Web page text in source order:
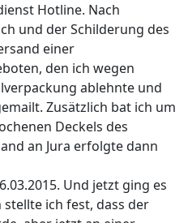
Hotline. Nach
und der Schilderung des
einer
den ich wegen
ablehnte und
Zusätzlich bat ich um
Deckels des
an Jura erfolgte dann
Und jetzt ging es
stellte ich fest, dass der